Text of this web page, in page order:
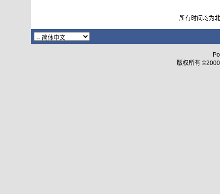
所有时间均为
版权所有